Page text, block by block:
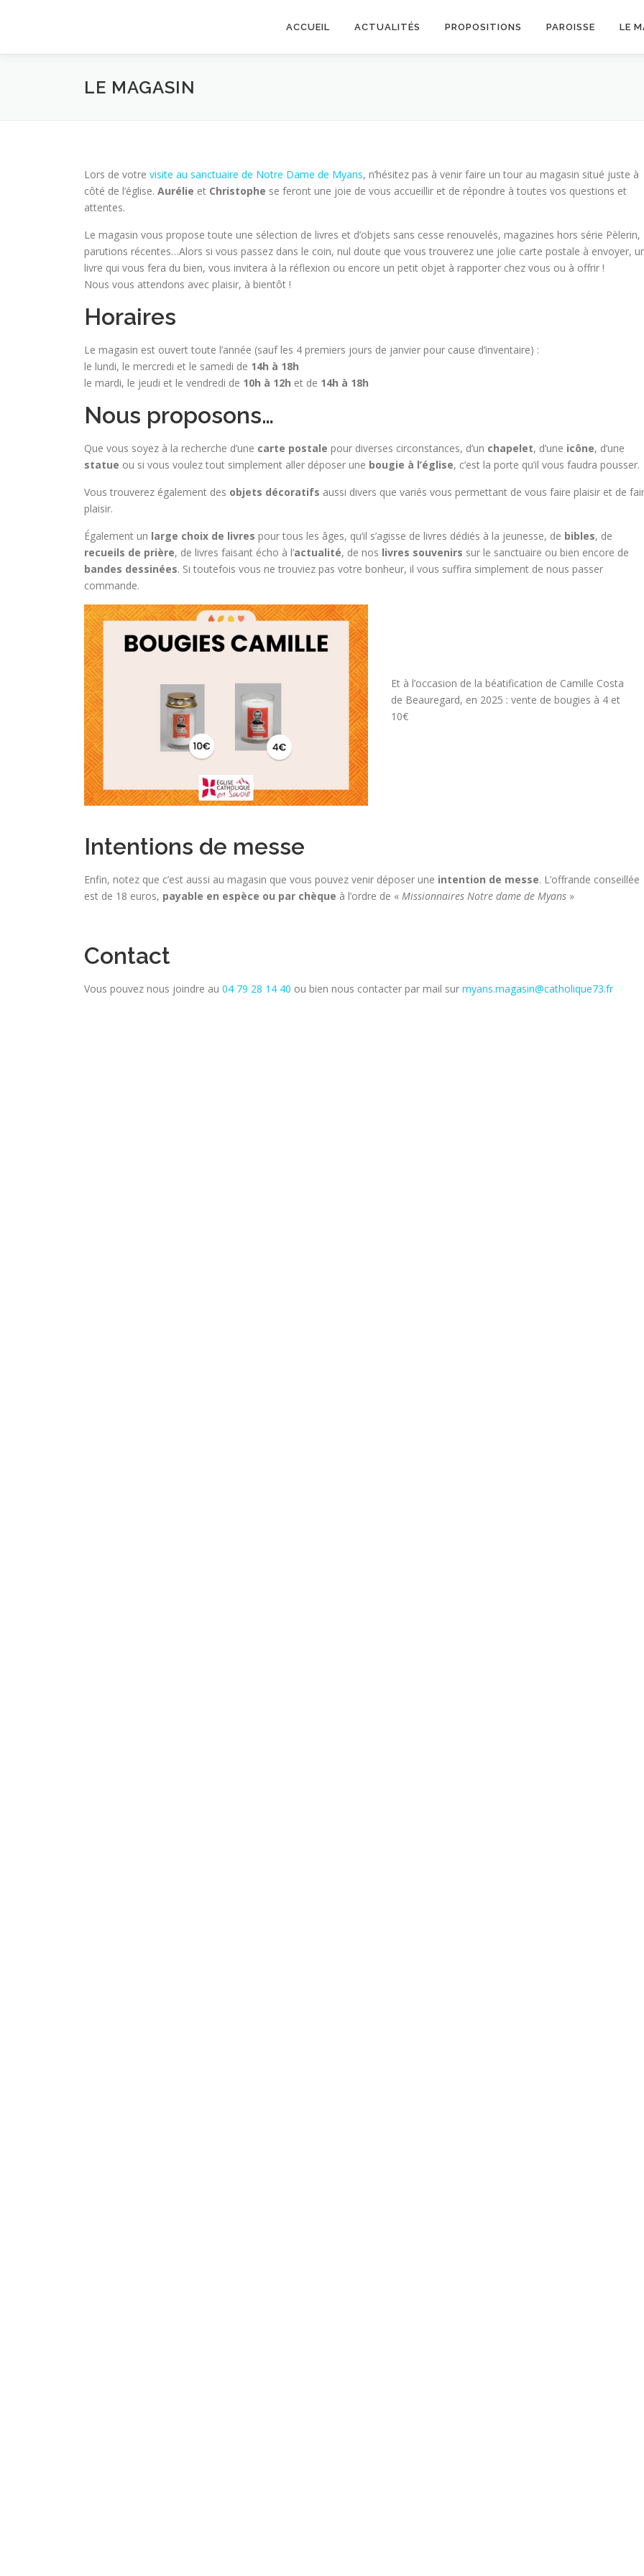
ACCUEIL ACTUALITÉS PROPOSITIONS PAROISSE LE
LE MAGASIN
Lors de votre visite au sanctuaire de Notre Dame de Myans, n’hésitez pas à venir faire un tour au magasin situé juste à
côté de l’église. Aurélie et Christophe se feront une joie de vous accueillir et de répondre à toutes vos questions et
attentes.
Le magasin vous propose toute une sélection de livres et d’objets sans cesse renouvelés, magazines hors série Pèlerin,
parutions récentes…Alors si vous passez dans le coin, nul doute que vous trouverez une jolie carte postale à envoyer,
livre qui vous fera du bien, vous invitera à la réflexion ou encore un petit objet à rapporter chez vous ou à offrir !
Nous vous attendons avec plaisir, à bientôt !
Horaires
Le magasin est ouvert toute l’année (sauf les 4 premiers jours de janvier pour cause d’inventaire) :
le lundi, le mercredi et le samedi de 14h à 18h
le mardi, le jeudi et le vendredi de 10h à 12h et de 14h à 18h
Nous proposons…
Que vous soyez à la recherche d’une carte postale pour diverses circonstances, d’un chapelet, d’une icône, d’une
statue ou si vous voulez tout simplement aller déposer une bougie à l’église, c’est la porte qu’il vous faudra pousser.
Vous trouverez également des objets décoratifs aussi divers que variés vous permettant de vous faire plaisir et de
plaisir.
Également un large choix de livres pour tous les âges, qu’il s’agisse de livres dédiés à la jeunesse, de bibles, de
recueils de prière, de livres faisant écho à l’actualité, de nos livres souvenirs sur le sanctuaire ou bien encore de
bandes dessinées. Si toutefois vous ne trouviez pas votre bonheur, il vous suffira simplement de nous passer
commande.
Et à l’occasion de la béatification de Camille Costa
de Beauregard, en 2025 : vente de bougies à 4 et
10€
Intentions de messe
Enfin, notez que c’est aussi au magasin que vous pouvez venir déposer une intention de messe. L’offrande conseillée
est de 18 euros, payable en espèce ou par chèque à l’ordre de « Missionnaires Notre dame de Myans »
Contact
Vous pouvez nous joindre au 04 79 28 14 40 ou bien nous contacter par mail sur myans.magasin@catholique73.fr